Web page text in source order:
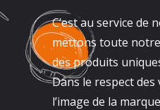
C’est au service de
mettons toute
des produits
Dans le respect des
l’image de la